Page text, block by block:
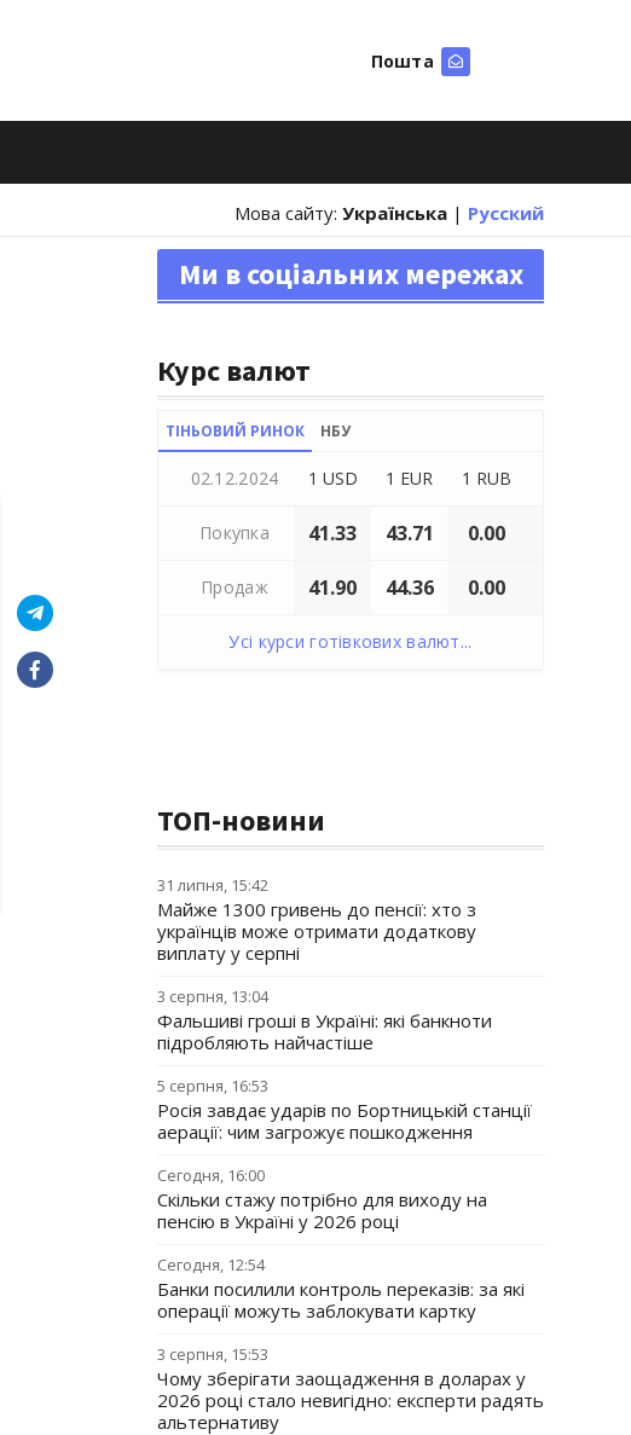
Пошта
Мова сайту: Українська | Русский
Ми в соціальних мережах
Курс валют
ТІНЬОВИЙ РИНОК НБУ
02.12.2024 1 USD 1 EUR 1 RUB
Покупка 41.33 43.71 0.00
Продаж 41.90 44.36 0.00
Усі курси готівкових валют...
ТОП-новини
31 липня, 15:42
Майже 1300 гривень до пенсії: хто з
українців може отримати додаткову
виплату у серпні
3 серпня, 13:04
Фальшиві гроші в Україні: які банкноти
підробляють найчастіше
5 серпня, 16:53
Росія завдає ударів по Бортницькій станції
аерації: чим загрожує пошкодження
Сегодня, 16:00
Скільки стажу потрібно для виходу на
пенсію в Україні у 2026 році
Сегодня, 12:54
Банки посилили контроль переказів: за які
операції можуть заблокувати картку
3 серпня, 15:53
Чому зберігати заощадження в доларах у
2026 році стало невигідно: експерти радять
альтернативу